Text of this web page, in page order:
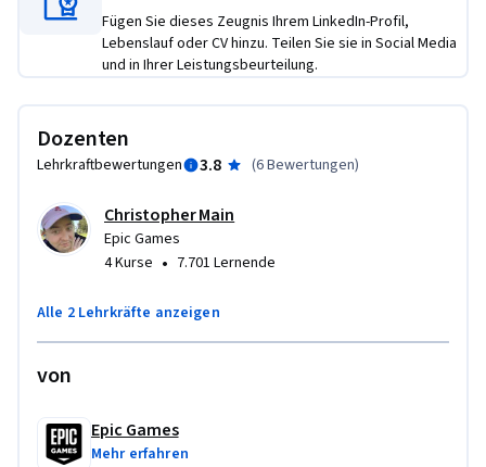
einem visuell vorzeigbaren Format für Ihr Portfolio vorliegt.
Fügen Sie dieses Zeugnis Ihrem LinkedIn-Profil,
Lebenslauf oder CV hinzu. Teilen Sie sie in Social Media
und in Ihrer Leistungsbeurteilung.
Dozenten
Lehrkraftbewertungen 3.8 (6 Bewertungen)
Christopher Main
Epic Games
4 Kurse • 7.701 Lernende
Alle 2 Lehrkräfte anzeigen
von
Epic Games
Mehr erfahren